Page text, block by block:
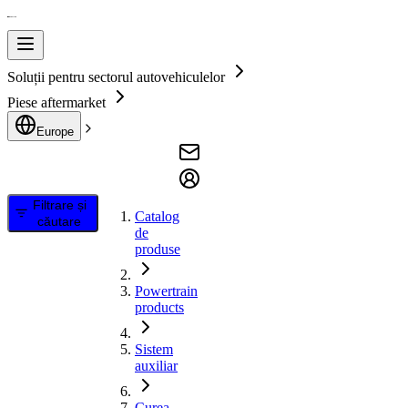
Soluții pentru sectorul autovehiculelor
Piese aftermarket
Europe
Filtrare și
căutare
Catalog
de
produse
Powertrain
products
Sistem
auxiliar